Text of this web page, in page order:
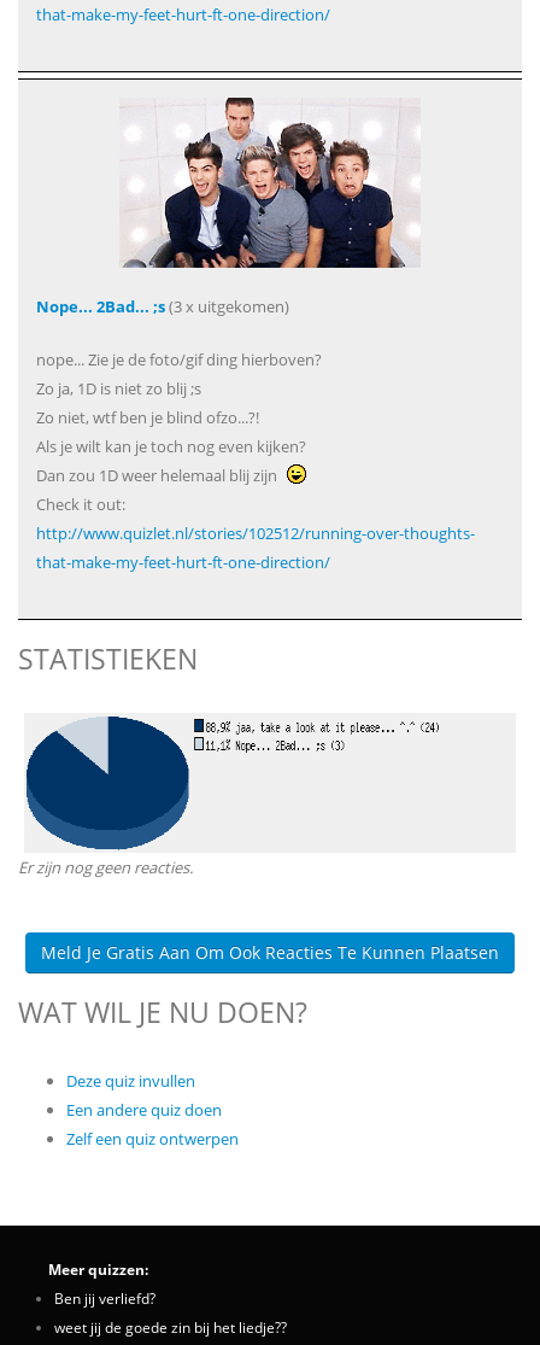
that-make-my-feet-hurt-ft-one-direction/
Nope... 2Bad... ;s(3 x uitgekomen)
nope... Zie je de foto/gif ding hierboven?
Zo ja, 1D is niet zo blij ;s
Zo niet, wtf ben je blind ofzo...?!
Als je wilt kan je toch nog even kijken?
Dan zou 1D weer helemaal blij zijn
Check it out:
http://www.quizlet.nl/stories/102512/running-over-thoughts-
that-make-my-feet-hurt-ft-one-direction/
STATISTIEKEN
Er zijn nog geen reacties.
Meld Je Gratis Aan Om Ook Reacties Te Kunnen Plaatsen
WAT WIL JE NU DOEN?
Deze quiz invullen
Een andere quiz doen
Zelf een quiz ontwerpen
Meer quizzen:
Ben jij verliefd?
weet jij de goede zin bij het liedje??